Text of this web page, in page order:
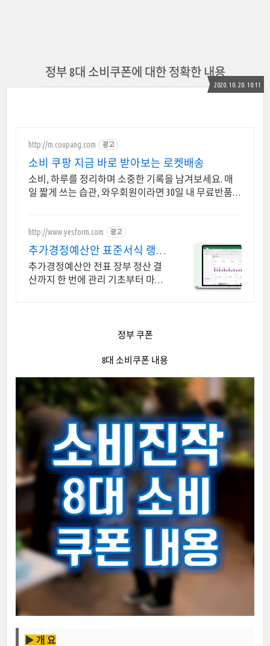
정부 8대 소비쿠폰에 대한 정확한 내용
2020. 10. 20. 10:11
http://m.coupang.com 광고
소비 쿠팡 지금 바로 받아보는 로켓배송
소비, 하루를 정리하며 소중한 기록을 남겨보세요. 매
일 짧게 쓰는 습관, 와우회원이라면 30일 내 무료반품으
http://www.yesform.com 광고
추가경정예산안 표준서식 랭키
1위 문서서식 플랫폼
추가경정예산안 전표 장부 정산 결
산까지 한 번에 관리 기초부터 마감
정부 쿠폰
8대 소비쿠폰 내용
▶ 개 요